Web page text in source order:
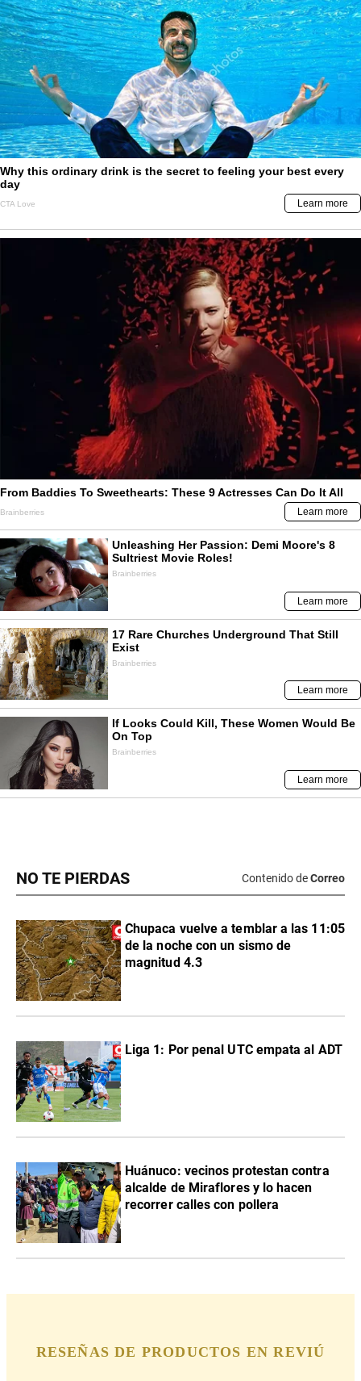
NO TE PIERDAS Contenido deCorreo
Chupaca vuelve a temblar a las 11:05
de la noche con un sismo de
magnitud 4.3
Liga 1: Por penal UTC empata al ADT
Huánuco: vecinos protestan contra
alcalde de Miraflores y lo hacen
recorrer calles con pollera